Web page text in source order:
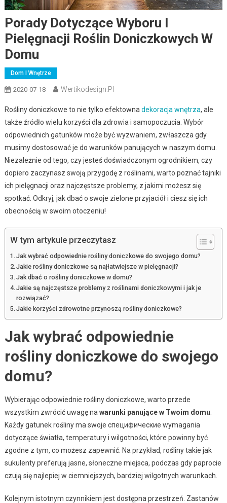
Porady Dotyczące Wyboru I
Pielęgnacji Roślin Doniczkowych W
Domu
Dom I Wnętrze
2020-07-18 Wertikodesign.pl
Rośliny doniczkowe to nie tylko efektowna dekoracja wnętrza, ale
także źródło wielu korzyści dla zdrowia i samopoczucia. Wybór
odpowiednich gatunków może być wyzwaniem, zwłaszcza gdy
musimy dostosować je do warunków panujących w naszym domu.
Niezależnie od tego, czy jesteś doświadczonym ogrodnikiem, czy
dopiero zaczynasz swoją przygodę z roślinami, warto poznać tajniki
ich pielęgnacji oraz najczęstsze problemy, z jakimi możesz się
spotkać. Odkryj, jak dbać o swoje zielone przyjaciół i ciesz się ich
obecnością w swoim otoczeniu!
W tym artykule przeczytasz
Jak wybrać odpowiednie rośliny doniczkowe do swojego domu?
Jakie rośliny doniczkowe są najłatwiejsze w pielęgnacji?
Jak dbać o rośliny doniczkowe w domu?
Jakie są najczęstsze problemy z roślinami doniczkowymi i jak je
rozwiązać?
Jakie korzyści zdrowotne przynoszą rośliny doniczkowe?
Jak wybrać odpowiednie
rośliny doniczkowe do swojego
domu?
Wybierając odpowiednie rośliny doniczkowe, warto przede
wszystkim zwrócić uwagę na warunki panujące w Twoim domu
Każdy gatunek rośliny ma swoje специфические wymagania
dotyczące światła, temperatury i wilgotności, które powinny być
zgodne z tym, co możesz zapewnić. Na przykład, rośliny takie jak
sukulenty preferują jasne, słoneczne miejsca, podczas gdy paprocie
czują się najlepiej w ciemniejszych, bardziej wilgotnych warunkach.
Kolejnym istotnym czynnikiem jest dostępna przestrzeń. Zastanów